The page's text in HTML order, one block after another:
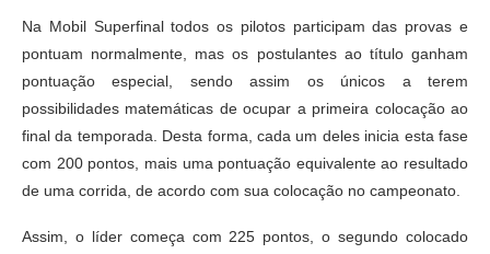
Na Mobil Superfinal todos os pilotos participam das provas e
pontuam normalmente, mas os postulantes ao título ganham
pontuação especial, sendo assim os únicos a terem
possibilidades matemáticas de ocupar a primeira colocação ao
final da temporada. Desta forma, cada um deles inicia esta fase
com 200 pontos, mais uma pontuação equivalente ao resultado
de uma corrida, de acordo com sua colocação no campeonato.
Assim, o líder começa com 225 pontos, o segundo colocado